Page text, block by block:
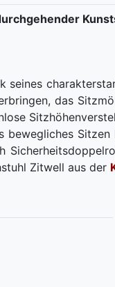
seines
das
bewegliches
Zitwell aus der